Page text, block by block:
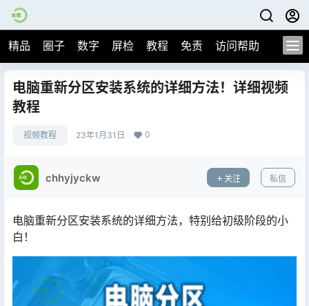
精品 圈子 数字 屏检 教程 免责 访问帮助
电脑重新分区安装系统的详细方法！详细视频
教程
视频教程 23年1月31日 0
chhyjyckw 关注 私信
电脑重新分区安装系统的详细方法，特别给初级阶段的小
白！